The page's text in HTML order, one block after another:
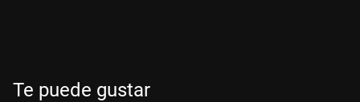
Te puede gustar